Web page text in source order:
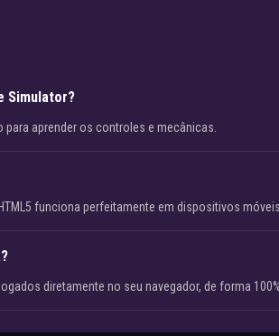
Simulator?
aprender os controles e mecânicas.
funciona perfeitamente em dispositivos
diretamente no seu navegador, de forma